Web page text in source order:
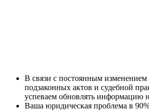
В связи с постоянным изменением
подзаконных актов и судебной
успеваем обновлять информацию
Ваша юридическая проблема в